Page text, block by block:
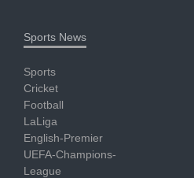
Sports News
Sports
Cricket
Football
LaLiga
English-Premier
UEFA-Champions-
League